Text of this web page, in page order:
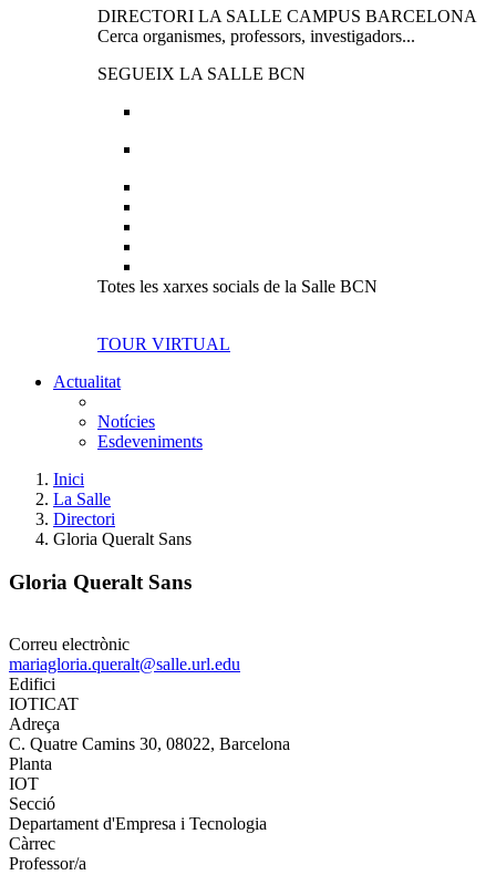
DIRECTORI LA SALLE CAMPUS BARCELONA
Cerca organismes, professors, investigadors...
SEGUEIX LA SALLE BCN
Totes les xarxes socials de la Salle BCN
TOUR VIRTUAL
Actualitat
Notícies
Esdeveniments
Inici
La Salle
Directori
Gloria Queralt Sans
Gloria Queralt Sans
Correu electrònic
mariagloria.queralt@salle.url.edu
Edifici
IOTICAT
Adreça
C. Quatre Camins 30, 08022, Barcelona
Planta
IOT
Secció
Departament d'Empresa i Tecnologia
Càrrec
Professor/a